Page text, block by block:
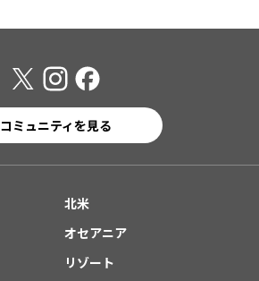
コミュニティを見る
北米
オセアニア
リゾート